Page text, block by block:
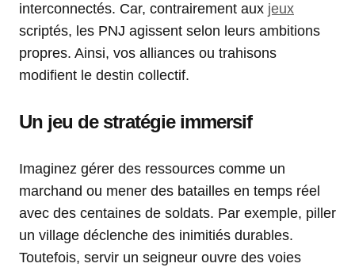
interconnectés. Car, contrairement aux jeux
scriptés, les PNJ agissent selon leurs ambitions
propres. Ainsi, vos alliances ou trahisons
modifient le destin collectif.
Un jeu de stratégieimmersif
Imaginez gérer des ressources comme un
marchand ou mener des batailles en temps réel
avec des centaines de soldats. Par exemple, piller
un village déclenche des inimitiés durables.
Toutefois, servir un seigneur ouvre des voies